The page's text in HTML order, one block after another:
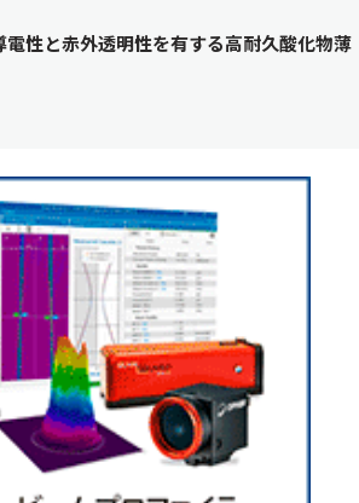
電性と赤外透明性を有する高耐久酸化物薄